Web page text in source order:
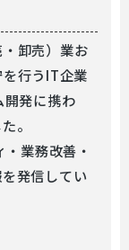
卸売）業お
行うIT企業
開発に携わ
。
業務改善・
発信してい